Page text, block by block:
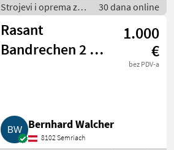
Strojevi i oprema za
travu i baliranje /
Brdski strojevi
30 dana online
Rasant
Bandrechen 2 m
1.000
€
bez PDV-a
Bernhard Walcher
8102 Semriach